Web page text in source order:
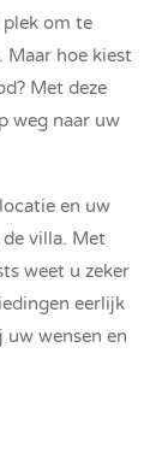
plek om te
Maar hoe kiest
Met deze
weg naar uw
en uw
villa. Met
weet u zeker
eerlijk
wensen en